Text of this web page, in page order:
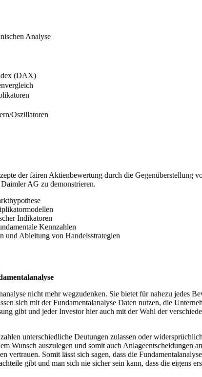
Analyse
(DAX)
Oszillatoren
der fairen Aktienbewertung durch die Gegenüberstellung
AG zu demonstrieren.
Indikatoren
Kennzahlen
und Ableitung von Handelsstrategien
nicht mehr wegzudenken. Sie bietet für nahezu jedes
sich mit der Fundamentalanalyse Daten nutzen, die
gibt und jeder Investor hier auch mit der Wahl der
unterschiedliche Deutungen zulassen oder
Wunsch auszulegen und somit auch Anlageentscheidungen
vertrauen. Somit lässt sich sagen, dass die
gibt und man sich nie sicher sein kann, dass die eigens